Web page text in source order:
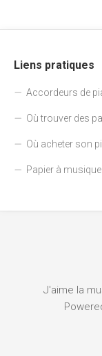
Liens pratiques
Accordeurs de
Où trouver des
Où acheter son
Papier à musique
J'aime la